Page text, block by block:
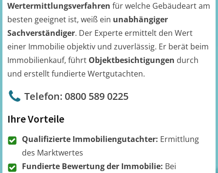
Wertermittlungsverfahren für welche Gebäudeart am
besten geeignet ist, weiß ein unabhängiger
Sachverständiger. Der Experte ermittelt den Wert
einer Immobilie objektiv und zuverlässig. Er berät beim
Immobilienkauf, führt Objektbesichtigungen durch
und erstellt fundierte Wertgutachten.
Telefon: 0800 589 0225
Ihre Vorteile
Qualifizierte Immobiliengutachter: Ermittlung
des Marktwertes
Fundierte Bewertung der Immobilie: Bei